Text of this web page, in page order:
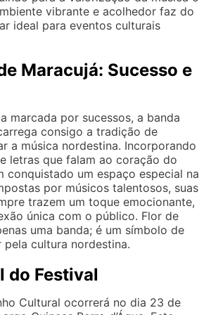
vibrante e acolhedor faz do
ideal para eventos culturais
Maracujá: Sucesso e
marcada por sucessos, a banda
consigo a tradição de
a música nordestina. Incorporando
letras que falam ao coração do
conquistado um espaço especial na
por músicos talentosos, suas
trazem um toque emocionante,
única com o público. Flor de
uma banda; é um símbolo de
pela cultura nordestina.
do Festival
Cultural ocorrerá no dia 23 de